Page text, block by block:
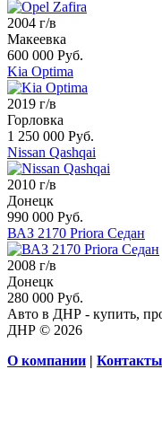
2004 г/в
Макеевка
600 000 Руб.
Kia Optima
2019 г/в
Горловка
1 250 000 Руб.
Nissan Qashqai
2010 г/в
Донецк
990 000 Руб.
ВАЗ 2170 Priora Седан
2008 г/в
Донецк
280 000 Руб.
Авто в ДНР - купить,
ДНР © 2026
О компании | Контакты